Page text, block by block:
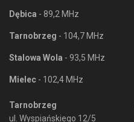
Dębica - 89,2 MHz
Tarnobrzeg - 104,7 MHz
Stalowa Wola - 93,5 MHz
Mielec - 102,4 MHz
Tarnobrzeg
ul. Wyspiańskiego 12/5